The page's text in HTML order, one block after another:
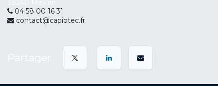
04 58 00 16 31
contact@capiotec.fr